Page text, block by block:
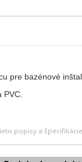
pre bazénové
popisy a